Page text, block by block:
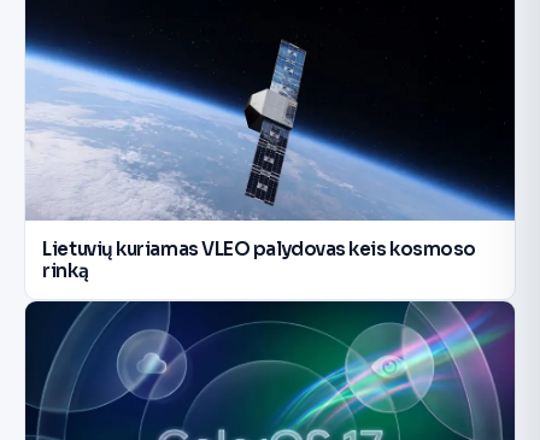
Lietuvių kuriamas VLEO palydovas keis kosmoso
rinką